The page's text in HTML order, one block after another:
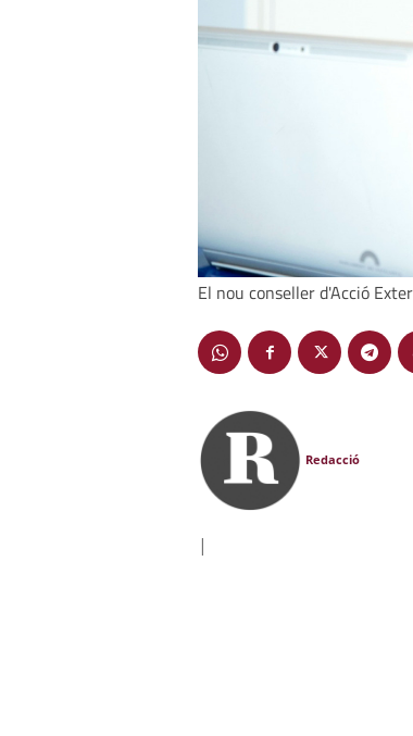
El nou conseller d'Acció
Redacció
|